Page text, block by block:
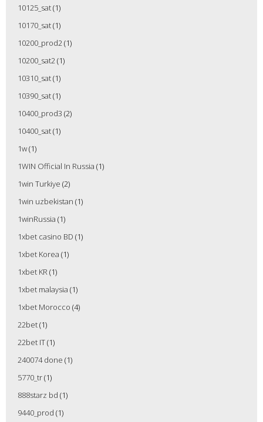
10125_sat(1)
10170_sat(1)
10200_prod2(1)
10200_sat2(1)
10310_sat(1)
10390_sat(1)
10400_prod3 (2)
10400_sat(1)
1w(1)
1WIN Official In Russia (1)
1win Turkiye (2)
1win uzbekistan (1)
1winRussia (1)
1xbet casino BD (1)
1xbet Korea (1)
1xbet KR(1)
1xbet malaysia (1)
1xbet Morocco (4)
22bet(1)
22bet IT(1)
240074 done (1)
5770_tr(1)
888starz bd (1)
9440_prod (1)